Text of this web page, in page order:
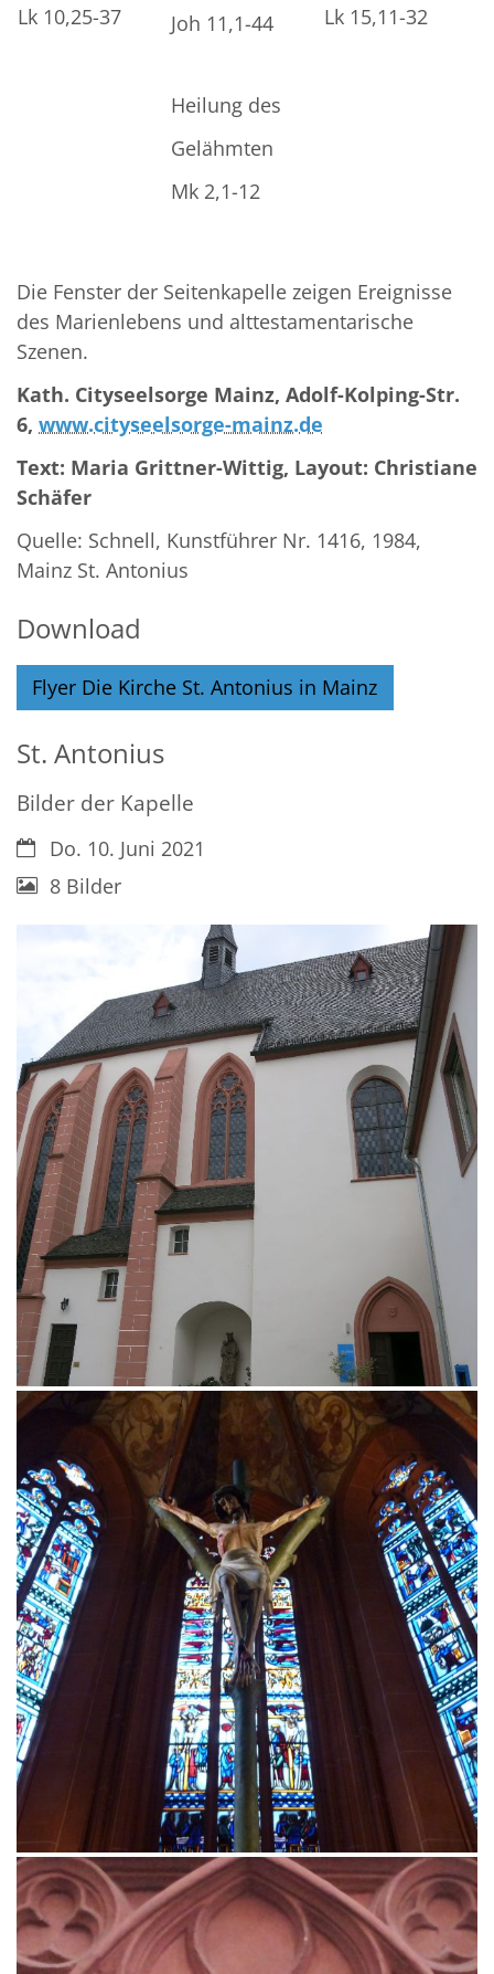
Lk 10,25-37
Joh 11,1-44
Lk 15,11-32
Heilung des
Gelähmten
Mk 2,1-12
Die Fenster der Seitenkapelle zeigen Ereignisse
des Marienlebens und alttestamentarische
Szenen.
Kath. Cityseelsorge Mainz, Adolf-Kolping-Str.
6, www.cityseelsorge-mainz.de
Text: Maria Grittner-Wittig, Layout: Christiane
Schäfer
Quelle: Schnell, Kunstführer Nr. 1416, 1984,
Mainz St. Antonius
Download
Flyer Die Kirche St. Antonius in Mainz
St. Antonius
Bilder der Kapelle
Datum:Do. 10. Juni 2021
8 Bilder